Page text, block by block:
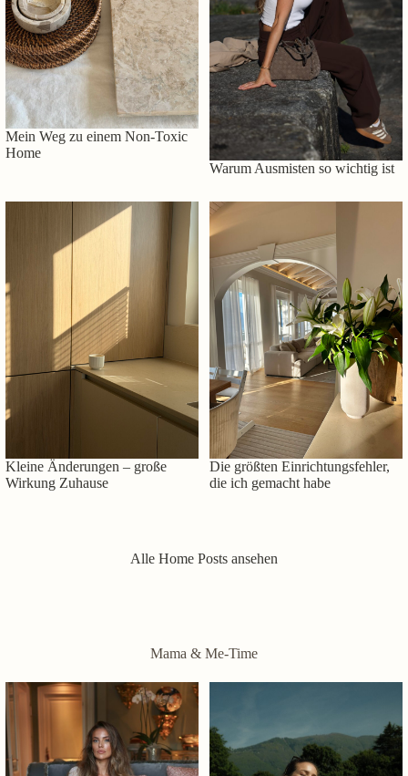
Mein Weg zu einem Non-Toxic
Home
Warum Ausmisten so wichtig ist
Kleine Änderungen – große
Wirkung Zuhause
Die größten Einrichtungsfehler,
die ich gemacht habe
Alle Home Posts ansehen
Mama & Me-Time